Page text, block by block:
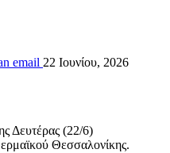
email 22 Ιουνίου, 2026
Δευτέρας (22/6)
Θεσσαλονίκης.